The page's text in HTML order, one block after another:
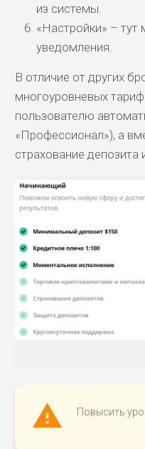
из системы.
«Настройки» – тут
уведомления.
В отличие от других
многоуровневых
пользователю
«Профессионал»), а
страхование депозита
Повысить